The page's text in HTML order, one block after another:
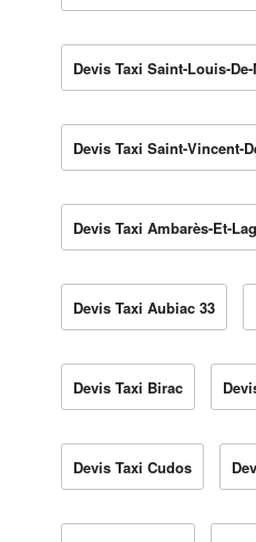
Devis Taxi Saint-Louis-
Devis Taxi Saint-Vincent-
Devis Taxi Ambarès-Et-
Devis Taxi Aubiac 33
Devis Taxi Birac
Devis Taxi Cudos